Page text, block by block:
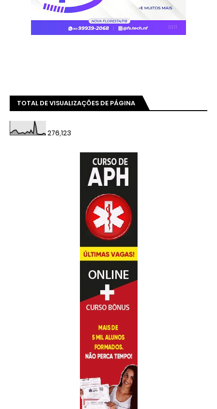
TOTAL DE VISUALIZAÇÕES DE PÁGINA
276,123